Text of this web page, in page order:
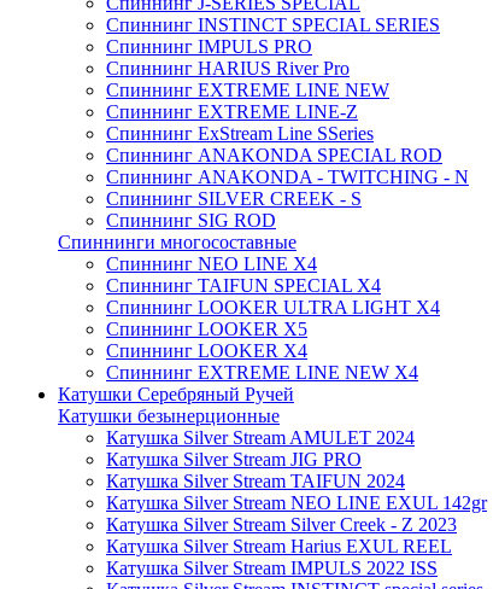
Спиннинг INSTINCT SPECIAL SERIES
Спиннинг IMPULS PRO
Спиннинг HARIUS River Pro
Спиннинг EXTREME LINE NEW
Спиннинг EXTREME LINE-Z
Спиннинг ExStream Line SSeries
Спиннинг ANAKONDA SPECIAL ROD
Спиннинг ANAKONDA - TWITCHING - N
Спиннинг SILVER CREEK - S
Спиннинг SIG ROD
Спиннинги многосоставные
Спиннинг NEO LINE X4
Спиннинг TAIFUN SPECIAL X4
Спиннинг LOOKER ULTRA LIGHT X4
Спиннинг LOOKER X5
Спиннинг LOOKER X4
Спиннинг EXTREME LINE NEW X4
Катушки Серебряный Ручей
Катушки безынерционные
Катушка Silver Stream AMULET 2024
Катушка Silver Stream JIG PRO
Катушка Silver Stream TAIFUN 2024
Катушка Silver Stream NEO LINE EXUL 142gr
Катушка Silver Stream Silver Creek - Z 2023
Катушка Silver Stream Harius EXUL REEL
Катушка Silver Stream IMPULS 2022 ISS